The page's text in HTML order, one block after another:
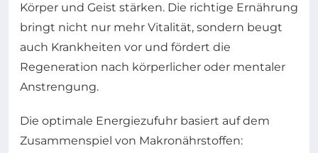
Körper und Geist stärken. Die richtige Ernährung
bringt nicht nur mehr Vitalität, sondern beugt
auch Krankheiten vor und fördert die
Regeneration nach körperlicher oder mentaler
Anstrengung.
Die optimale Energiezufuhr basiert auf dem
Zusammenspiel von Makronährstoffen: